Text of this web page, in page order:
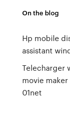
On the blog
Hp mobile
assistant
Telecharger
movie maker
01net